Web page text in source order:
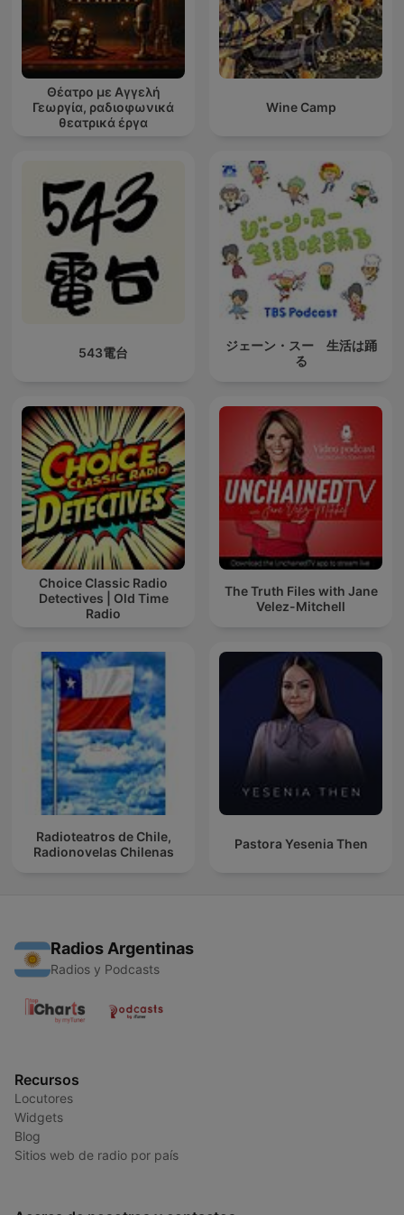
Θέατρο με Αγγελή
Γεωργία, ραδιοφωνικά
θεατρικά έργα
Wine Camp
543電台
ジェーン・スー 生活は踊
る
Choice Classic Radio
Detectives | Old Time
Radio
The Truth Files with Jane
Velez-Mitchell
Radioteatros de Chile,
Radionovelas Chilenas
Pastora Yesenia Then
Radios Argentinas
Radios y Podcasts
Recursos
Locutores
Widgets
Blog
Sitios web de radio por país